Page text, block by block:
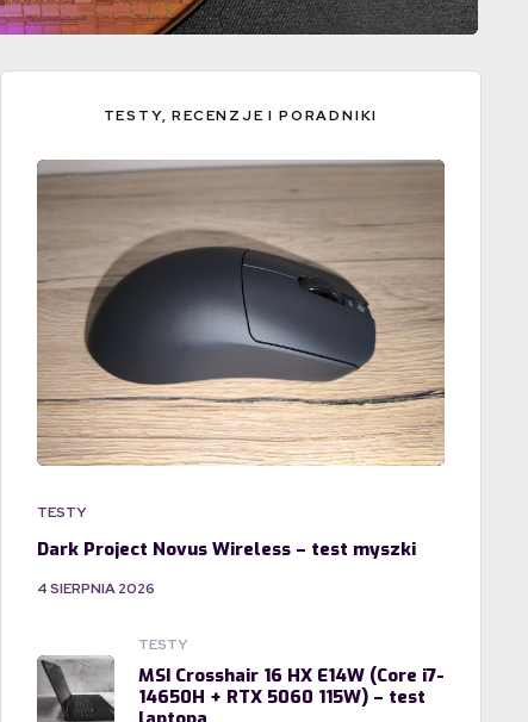
TESTY, RECENZJE I PORADNIKI
TESTY
Dark Project Novus Wireless – test myszki
4 SIERPNIA 2026
TESTY
MSI Crosshair 16 HX E14W (Core i7-
14650H + RTX 5060 115W) – test